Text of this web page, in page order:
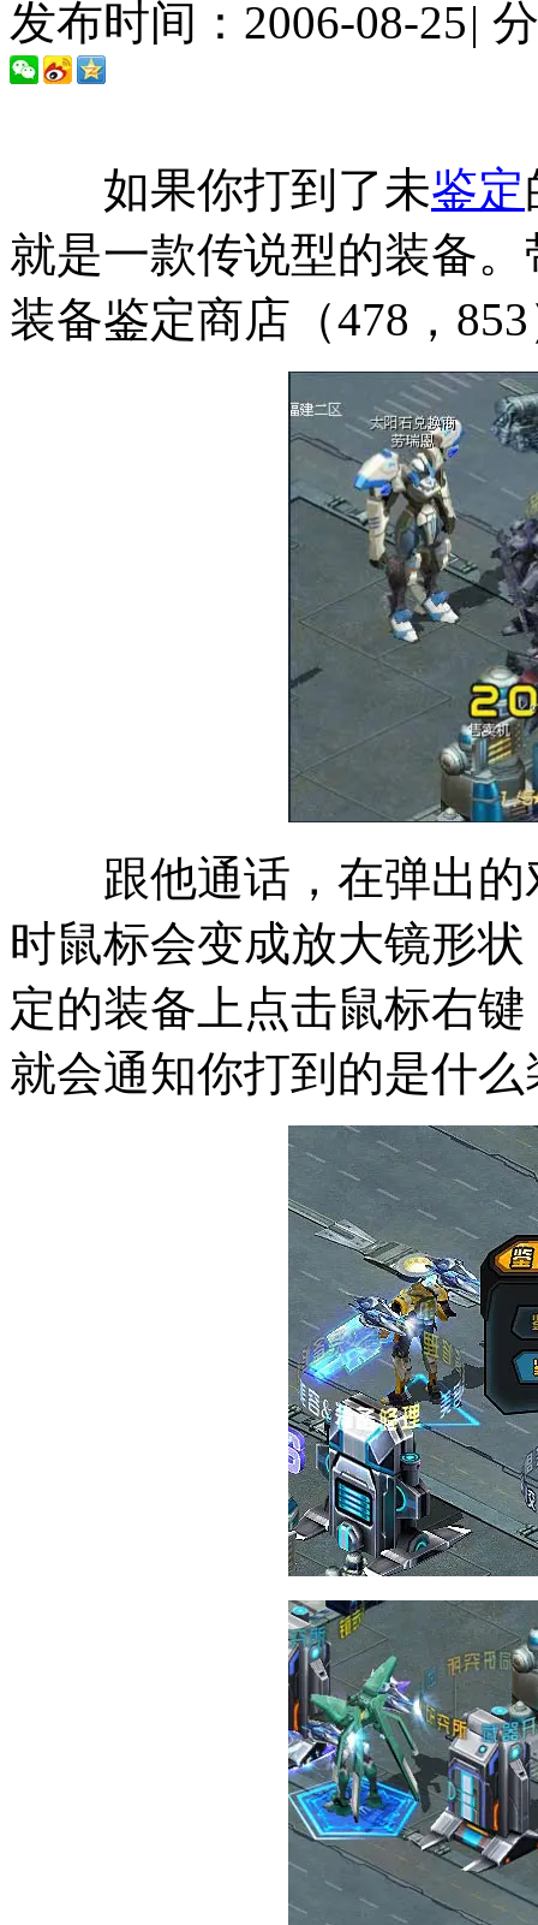
发布时间：2006-08-25|
如果你打到了未鉴定
就是一款传说型的装备
装备鉴定商店（478，
跟他通话，在弹出的
时鼠标会变成放大镜形
定的装备上 点击鼠标右
就会通知你打到的是什么